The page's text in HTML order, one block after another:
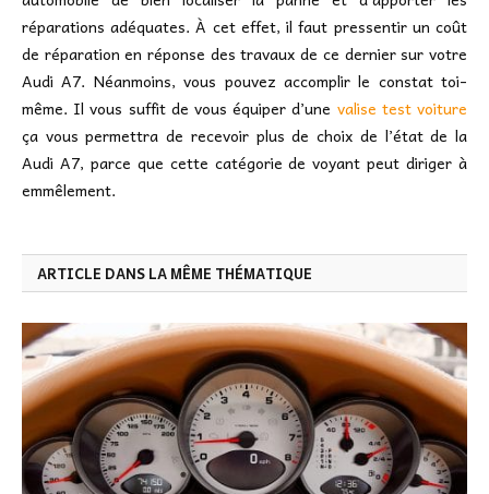
réparations adéquates. À cet effet, il faut pressentir un coût
de réparation en réponse des travaux de ce dernier sur votre
Audi A7. Néanmoins, vous pouvez accomplir le constat toi-
même. Il vous suffit de vous équiper d’une valise test voiture
ça vous permettra de recevoir plus de choix de l’état de la
Audi A7, parce que cette catégorie de voyant peut diriger à
emmêlement.
ARTICLE DANS LA MÊME THÉMATIQUE